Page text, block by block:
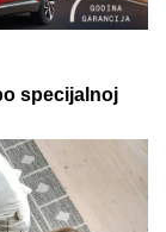
"Linija
kilometara"